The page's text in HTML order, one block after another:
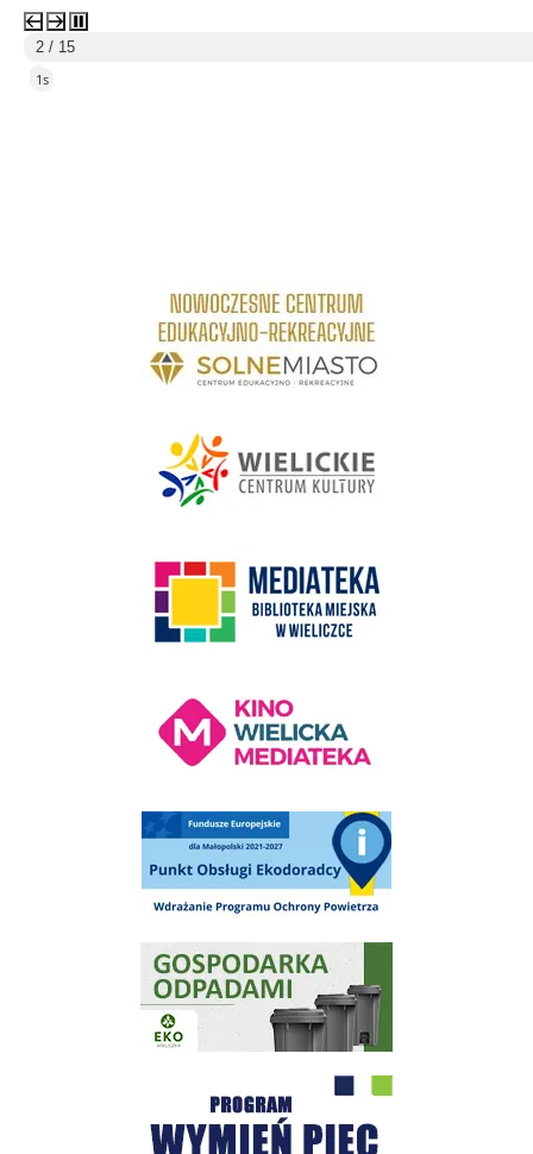
3 / 15
5s
link do strony Centrum Edukacyjno Rekreacyjne
Punkt Obsługi Ekodoradcy Wieliczka
Gospodarka odpadami na terenie Miasta i Gminy Wieliczka
Program "Czyste Powietrze" - Wieliczka